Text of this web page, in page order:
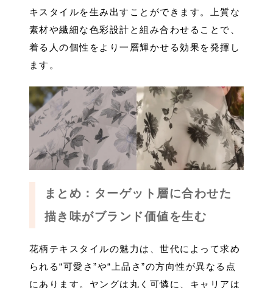
キスタイルを生み出すことができます。上質な
素材や繊細な色彩設計と組み合わせることで、
着る人の個性をより一層輝かせる効果を発揮し
ます。
まとめ：ターゲット層に合わせた
描き味がブランド価値を生む
花柄テキスタイルの魅力は、世代によって求め
られる“可愛さ”や“上品さ”の方向性が異なる点
にあります。ヤングは丸く可憐に、キャリアは